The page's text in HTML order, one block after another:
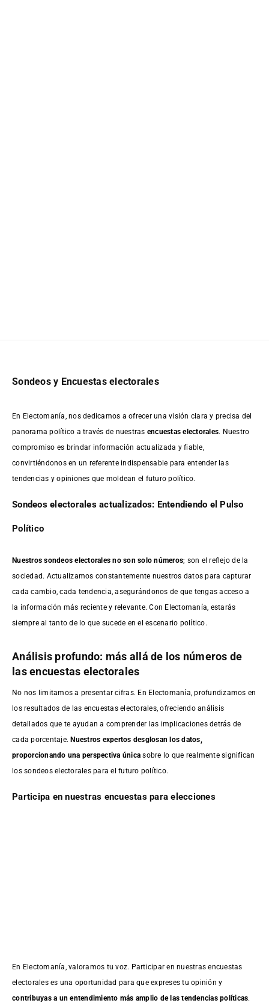
Sondeos y Encuestas electorales
En Electomanía, nos dedicamos a ofrecer una visión clara y precisa del
panorama político a través de nuestras encuestas electorales. Nuestro
compromiso es brindar información actualizada y fiable,
convirtiéndonos en un referente indispensable para entender las
tendencias y opiniones que moldean el futuro político.
Sondeos electorales actualizados: Entendiendo el Pulso
Político
Nuestros sondeos electorales no son solo números; son el reflejo de la
sociedad. Actualizamos constantemente nuestros datos para capturar
cada cambio, cada tendencia, asegurándonos de que tengas acceso a
la información más reciente y relevante. Con Electomanía, estarás
siempre al tanto de lo que sucede en el escenario político.
Análisis profundo: más allá de los números de
las encuestas electorales
No nos limitamos a presentar cifras. En Electomanía, profundizamos en
los resultados de las encuestas electorales, ofreciendo análisis
detallados que te ayudan a comprender las implicaciones detrás de
cada porcentaje.Nuestros expertos desglosan los datos,
proporcionando una perspectiva única sobre lo que realmente significan
los sondeos electorales para el futuro político.
Participa en nuestras encuestas para elecciones
En Electomanía, valoramos tu voz. Participar en nuestras encuestas
electorales es una oportunidad para que expreses tu opinión y
contribuyas a un entendimiento más amplio de las tendencias políticas.